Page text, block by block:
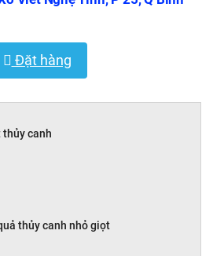
Đặt hàng
canh
thủy canh nhỏ giọt